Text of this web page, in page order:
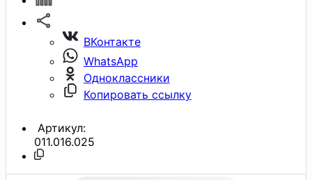
ВКонтакте
WhatsApp
Одноклассники
Копировать ссылку
Артикул:
011.016.025